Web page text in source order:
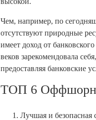
Чем, например, по
отсутствуют природные
имеет доход от
веков зарекомендовала
предоставляя банковские
ТОП 6
Лучшая и безопасная